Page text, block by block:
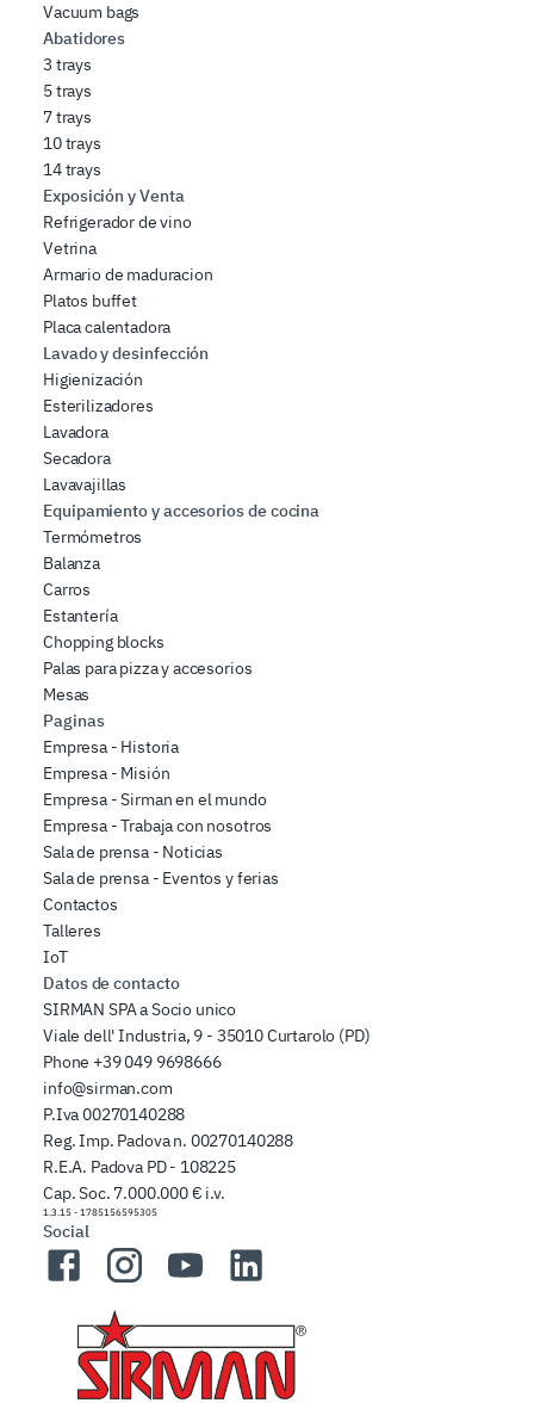
Vacuum bags
Abatidores
3 trays
5 trays
7 trays
10 trays
14 trays
Exposición y Venta
Refrigerador de vino
Vetrina
Armario de maduracion
Platos buffet
Placa calentadora
Lavado y desinfección
Higienización
Esterilizadores
Lavadora
Secadora
Lavavajillas
Equipamiento y accesorios de cocina
Termómetros
Balanza
Carros
Estantería
Chopping blocks
Palas para pizza y accesorios
Mesas
Paginas
Empresa - Historia
Empresa - Misión
Empresa - Sirman en el mundo
Empresa - Trabaja con nosotros
Sala de prensa - Noticias
Sala de prensa - Eventos y ferias
Contactos
Talleres
IoT
Datos de contacto
SIRMAN SPA a Socio unico
Viale dell' Industria, 9 - 35010 Curtarolo (PD)
Phone +39 049 9698666
info@sirman.com
P.Iva 00270140288
Reg. Imp. Padova n. 00270140288
R.E.A. Padova PD - 108225
Cap. Soc. 7.000.000 € i.v.
1.3.15 - 1785156595305
Social
FacebookInstagramYouTubeLinkedIn